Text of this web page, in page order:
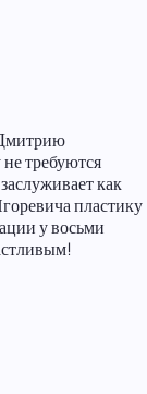
требуются
как
пластику
у восьми